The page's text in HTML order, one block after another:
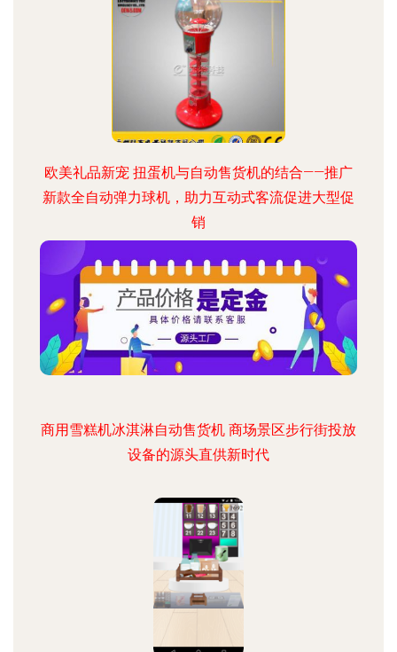
欧美礼品新宠 扭蛋机与自动售货机的结合——推广
新款全自动弹力球机，助力互动式客流促进大型促
销
商用雪糕机冰淇淋自动售货机 商场景区步行街投放
设备的源头直供新时代